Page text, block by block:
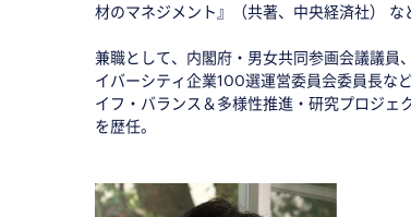
材のマネジメント』（共著、中央経済社） な
兼職として、内閣府・男女共同参画会議議員
イバーシティ企業100選運営委員会委員長な
イフ・バランス＆多様性推進・研究プロジ
を歴任。